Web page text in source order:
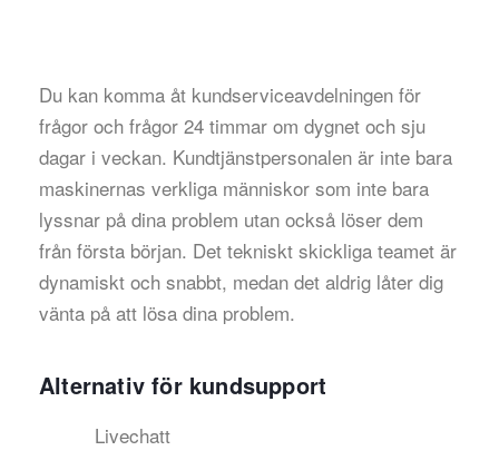
Du kan komma åt kundserviceavdelningen för
frågor och frågor 24 timmar om dygnet och sju
dagar i veckan. Kundtjänstpersonalen är inte bara
maskinernas verkliga människor som inte bara
lyssnar på dina problem utan också löser dem
från första början. Det tekniskt skickliga teamet är
dynamiskt och snabbt, medan det aldrig låter dig
vänta på att lösa dina problem.
Alternativ för kundsupport
Livechatt